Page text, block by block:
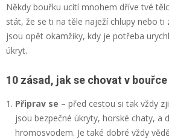
Někdy bouřku ucítí mnohem dříve tvé
stát, že se ti na těle naježí chlupy nebo ti
jsou opět okamžiky, kdy je potřeba
úkryt.
10 zásad, jak se chovat v bouřce
Připrav se – před cestou si tak vždy
jsou bezpečné úkryty, horské chaty, a
hromosvodem. Je také dobré vždy